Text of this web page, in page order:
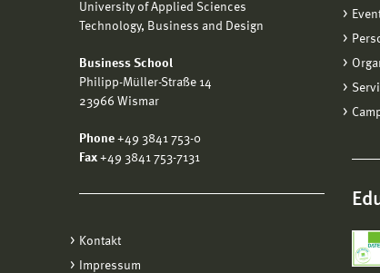
University of Applied Sciences
Technology, Business and Design
Business School
Philipp-Müller-Straße 14
23966 Wismar
Phone +49 3841 753-0
Fax +49 3841 753-7131
Kontakt
Impressum